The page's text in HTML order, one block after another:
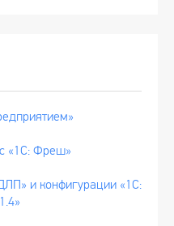
«1С: Фреш»
и конфигурации «1С: